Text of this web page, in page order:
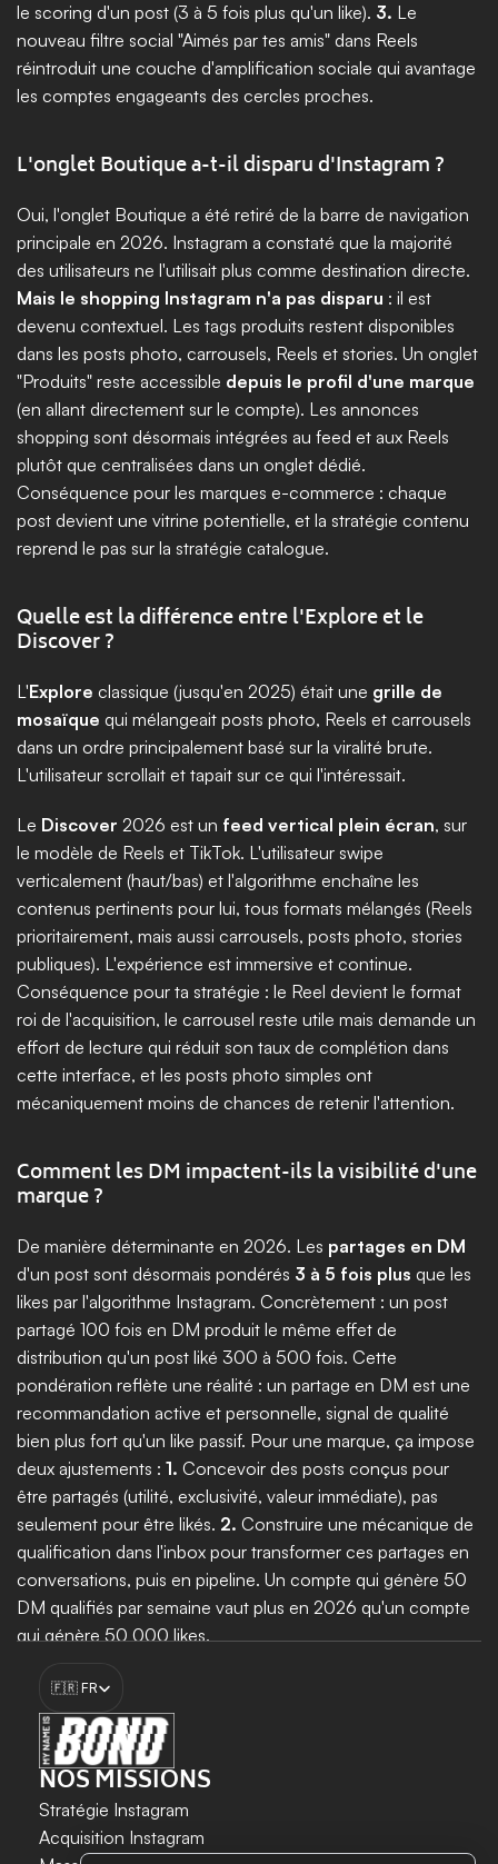
le scoring d'un post (3 à 5 fois plus qu'un like). 3. Le
nouveau filtre social "Aimés par tes amis" dans Reels
réintroduit une couche d'amplification sociale qui avantage
les comptes engageants des cercles proches.
L'onglet Boutique a-t-il disparu d'Instagram ?
Oui, l'onglet Boutique a été retiré de la barre de navigation
principale en 2026. Instagram a constaté que la majorité
Mais le shopping Instagram n'a pas disparu : il est
devenu contextuel. Les tags produits restent disponibles
dans les posts photo, carrousels, Reels et stories. Un onglet
"Produits" reste accessible depuis le profil d'une marque
(en allant directement sur le compte). Les annonces
shopping sont désormais intégrées au feed et aux Reels
plutôt que centralisées dans un onglet dédié.
Conséquence pour les marques e-commerce : chaque
post devient une vitrine potentielle, et la stratégie contenu
reprend le pas sur la stratégie catalogue.
Quelle est la différence entre l'Explore et le
Discover ?
L'Explore classique (jusqu'en 2025) était une grille de
mosaïque qui mélangeait posts photo, Reels et carrousels
dans un ordre principalement basé sur la viralité brute.
L'utilisateur scrollait et tapait sur ce qui l'intéressait.
Le Discover 2026 est un feed vertical plein écran, sur
le modèle de Reels et TikTok. L'utilisateur swipe
verticalement (haut/bas) et l'algorithme enchaîne les
contenus pertinents pour lui, tous formats mélangés (Reels
prioritairement, mais aussi carrousels, posts photo, stories
publiques). L'expérience est immersive et continue.
Conséquence pour ta stratégie : le Reel devient le format
roi de l'acquisition, le carrousel reste utile mais demande un
effort de lecture qui réduit son taux de complétion dans
cette interface, et les posts photo simples ont
mécaniquement moins de chances de retenir l'attention.
Comment les DM impactent-ils la visibilité d'une
marque ?
De manière déterminante en 2026. Les partages en DM
d'un post sont désormais pondérés 3 à 5 fois plus que les
likes par l'algorithme Instagram. Concrètement : un post
partagé 100 fois en DM produit le même effet de
distribution qu'un post liké 300 à 500 fois. Cette
pondération reflète une réalité : un partage en DM est une
recommandation active et personnelle, signal de qualité
bien plus fort qu'un like passif. Pour une marque, ça impose
deux ajustements : 1. Concevoir des posts conçus pour
être partagés (utilité, exclusivité, valeur immédiate), pas
seulement pour être likés. 2. Construire une mécanique de
qualification dans l'inbox pour transformer ces partages en
conversations, puis en pipeline. Un compte qui génère 50
DM qualifiés par semaine vaut plus en 2026 qu'un compte
qui génère 50 000 likes.
Booster ma croissance
🇫🇷 FR
NOS MISSIONS
Stratégie Instagram
Acquisition Instagram